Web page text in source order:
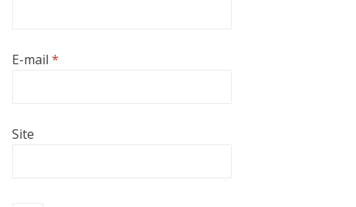
E-mail *
Site